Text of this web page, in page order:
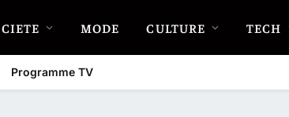
MODE CULTURE TECH
Programme TV